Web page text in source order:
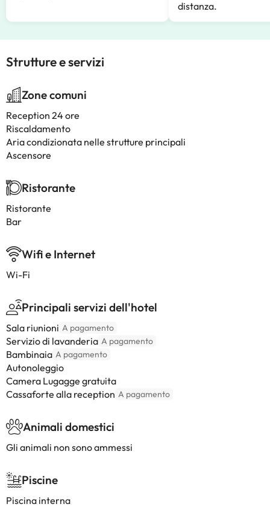
distanza.
Strutture e servizi
Zone comuni
Reception 24 ore
Riscaldamento
Aria condizionata nelle strutture principali
Ascensore
Ristorante
Ristorante
Bar
Wifi e Internet
Wi-Fi
Principali servizi dell'hotel
Sala riunioni A pagamento
Servizio di lavanderia A pagamento
Bambinaia A pagamento
Autonoleggio
Camera Lugagge gratuita
Cassaforte alla reception A pagamento
Animali domestici
Gli animali non sono ammessi
Piscine
Piscina interna